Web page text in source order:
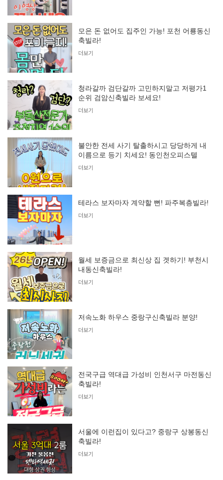
모은 돈 없어도 집주인 가능! 포천 어룡동신
축빌라!
더보기
청라갈까 검단갈까 고민하지말고 저평가1
순위 검암신축빌라 보세요!
더보기
불안한 전세 사기 탈출하시고 당당하게 내
이름으로 등기 치세요! 동인천오피스텔
더보기
테라스 보자마자 계약할 뻔! 파주복층빌라!
더보기
월세 보증금으로 최신상 집 겟하기! 부천시
내동신축빌라!
더보기
저속노화 하우스 중랑구신축빌라 분양!
더보기
전국구급 역대급 가성비 인천서구 마전동신
축빌라!
더보기
서울에 이런집이 있다고? 중랑구 상봉동신
축빌라!
더보기